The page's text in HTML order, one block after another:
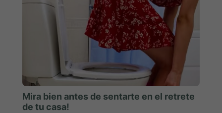
Mira bien antes de sentarte en el retrete
de tu casa!